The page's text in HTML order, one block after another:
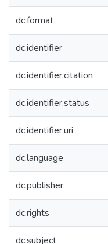
dc.format
dc.identifier
dc.identifier.citation
dc.identifier.status
dc.identifier.uri
dc.language
dc.publisher
dc.rights
dc.subject